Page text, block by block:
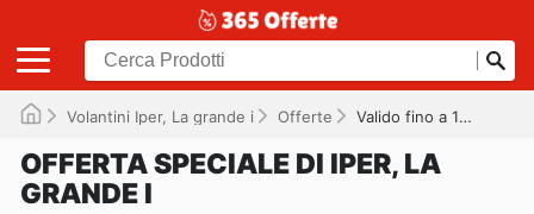
Volantini Iper, La grande i Offerte Valido fino a 11/10/2025
OFFERTA SPECIALE DI IPER, LA
GRANDE I